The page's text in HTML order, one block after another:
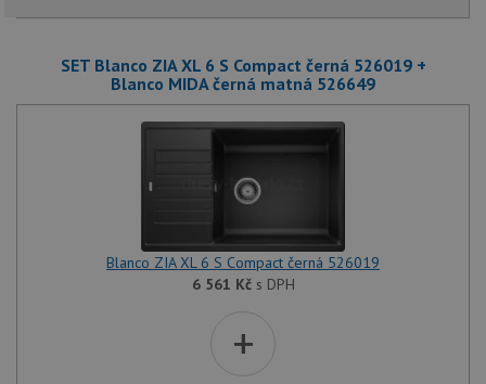
SET Blanco ZIA XL 6 S Compact černá 526019 +
Blanco MIDA černá matná 526649
Blanco ZIA XL 6 S Compact černá 526019
6 561 Kčs DPH
+